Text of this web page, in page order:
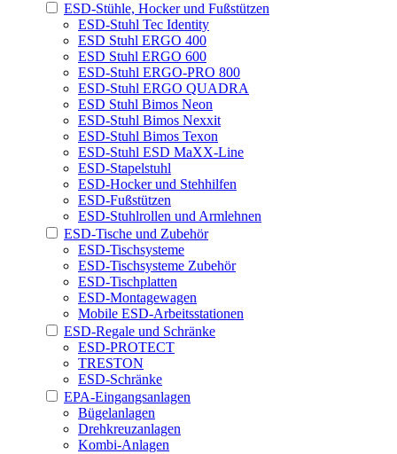
ESD-Stühle, Hocker und Fußstützen
ESD-Stuhl Tec Identity
ESD Stuhl ERGO 400
ESD Stuhl ERGO 600
ESD-Stuhl ERGO-PRO 800
ESD-Stuhl ERGO QUADRA
ESD Stuhl Bimos Neon
ESD-Stuhl Bimos Nexxit
ESD-Stuhl Bimos Texon
ESD-Stuhl ESD MaXX-Line
ESD-Stapelstuhl
ESD-Hocker und Stehhilfen
ESD-Fußstützen
ESD-Stuhlrollen und Armlehnen
ESD-Tische und Zubehör
ESD-Tischsysteme
ESD-Tischsysteme Zubehör
ESD-Tischplatten
ESD-Montagewagen
Mobile ESD-Arbeitsstationen
ESD-Regale und Schränke
ESD-PROTECT
TRESTON
ESD-Schränke
EPA-Eingangsanlagen
Bügelanlagen
Drehkreuzanlagen
Kombi-Anlagen